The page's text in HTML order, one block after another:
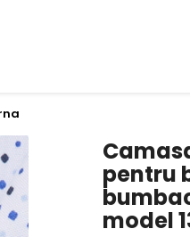
pentru
model